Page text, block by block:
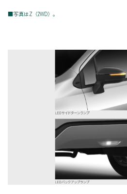
■写真はZ（2WD）。